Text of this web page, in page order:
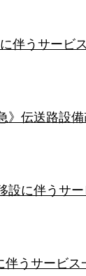
伴うサービ
》伝送路設
設に伴うサ
うサービス